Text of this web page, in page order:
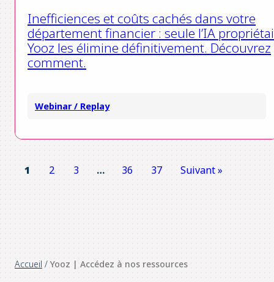
Inefficiences et coûts cachés dans votre
département financier : seule l’IA
Yooz les élimine définitivement. Découvrez
comment.
Webinar / Replay
1 2 3 … 36 37 Suivant »
Accueil / Yooz | Accédez à nos ressources